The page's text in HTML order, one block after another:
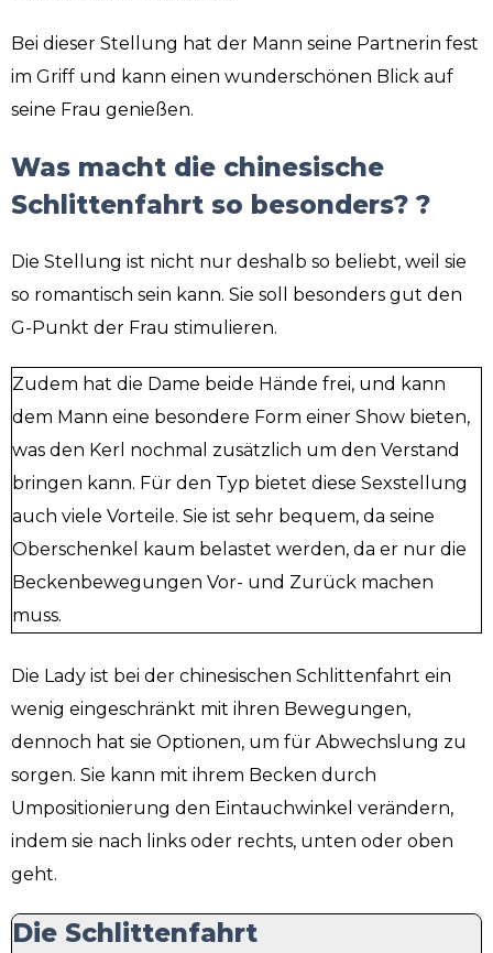
Bei dieser Stellung hat der Mann seine Partnerin fest
im Griff und kann einen wunderschönen Blick auf
seine Frau genießen.
Was macht die chinesische
Schlittenfahrt so besonders? ?
Die Stellung ist nicht nur deshalb so beliebt, weil sie
so romantisch sein kann. Sie soll besonders gut den
G-Punkt der Frau stimulieren.
Zudem hat die Dame beide Hände frei, und kann
dem Mann eine besondere Form einer Show bieten,
was den Kerl nochmal zusätzlich um den Verstand
bringen kann. Für den Typ bietet diese Sexstellung
auch viele Vorteile. Sie ist sehr bequem, da seine
Oberschenkel kaum belastet werden, da er nur die
Beckenbewegungen Vor- und Zurück machen
muss.
Die Lady ist bei der chinesischen Schlittenfahrt ein
wenig eingeschränkt mit ihren Bewegungen,
dennoch hat sie Optionen, um für Abwechslung zu
sorgen. Sie kann mit ihrem Becken durch
Umpositionierung den Eintauchwinkel verändern,
indem sie nach links oder rechts, unten oder oben
geht.
Die Schlittenfahrt